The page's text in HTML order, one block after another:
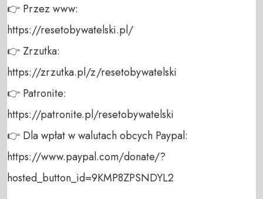
👉 Przez www:
https://resetobywatelski.pl/
👉 Zrzutka:
https://zrzutka.pl/z/resetobywatelski
👉 Patronite:
https://patronite.pl/resetobywatelski
👉 Dla wpłat w walutach obcych Paypal:
https://www.paypal.com/donate/?
hosted_button_id=9KMP8ZPSNDYL2